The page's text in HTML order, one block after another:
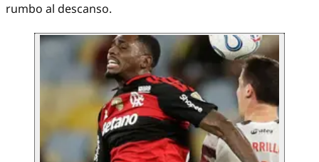
rumbo al descanso.